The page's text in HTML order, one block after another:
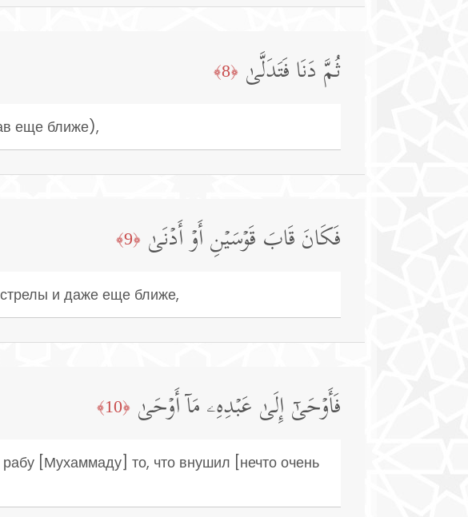
ثُمَّ دَنَا فَتَدَلَّىٰ ﴿8﴾
еще ближе),
فَكَانَ قَابَ قَوۡسَیۡنِ أَوۡ أَدۡنَىٰ ﴿9﴾
и даже еще ближе,
فَأَوۡحَىٰۤ إِلَىٰ عَبۡدِهِۦ مَاۤ أَوۡحَىٰ ﴿10﴾
[Мухаммаду] то, что внушил [нечто очень